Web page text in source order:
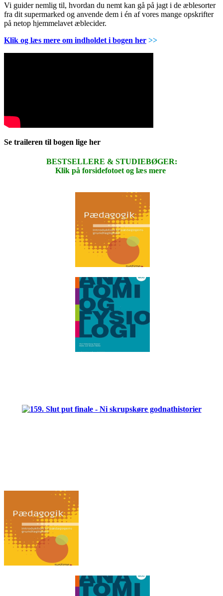
Vi guider nemlig til, hvordan du nemt kan gå på jagt i de æblesorter
fra dit supermarked og anvende dem i én af vores mange opskrifter
på netop hjemmelavet æblecider.
Klik og læs mere om indholdet i bogen her >>
Se traileren til bogen lige her
BESTSELLERE & STUDIEBØGER:
Klik på forsidefotoet og læs mere